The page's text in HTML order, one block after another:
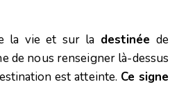
la vie et sur la destinée de
de nous renseigner là-dessus
est atteinte. Ce signe